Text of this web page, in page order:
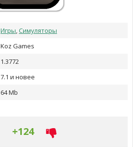
Игры,Симуляторы
Koz Games
1.3772
7.1 и новее
64 Mb
+124